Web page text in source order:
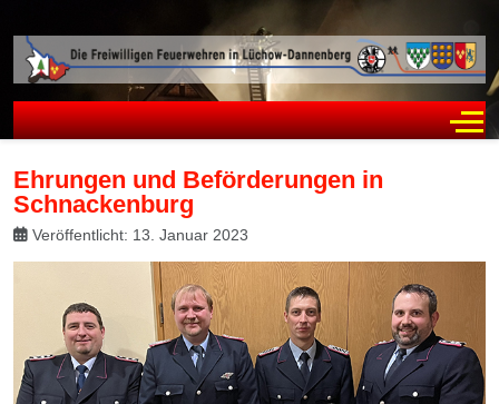
Ehrungen und Beförderungen in
Schnackenburg
Veröffentlicht: 13. Januar 2023